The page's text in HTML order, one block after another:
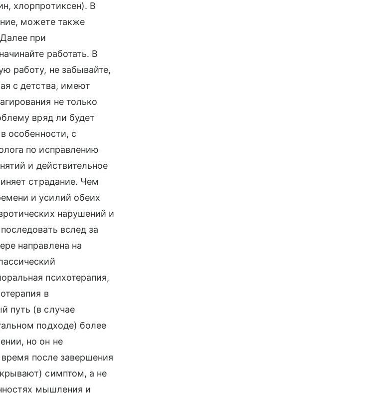
хлорпротиксен). В
можете также
при
работать. В
работу, не забывайте,
с детства, имеют
не только
вряд ли будет
особенности, с
по исправлению
и действительное
страдание. Чем
и усилий обеих
нарушений и
вслед за
направлена на
психотерапия,
в
путь (в случае
подходе) более
но он не
время после завершения
симптом, а не
мышления и